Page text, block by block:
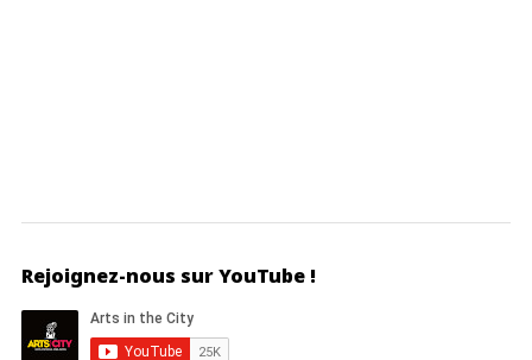
Rejoignez-nous sur YouTube !